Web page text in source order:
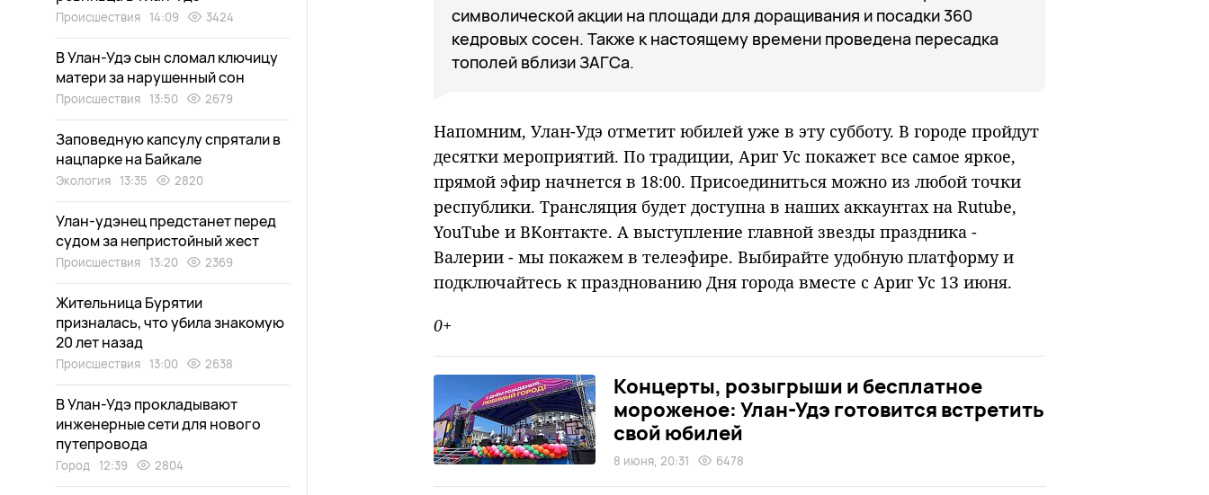
символической акции на площади для доращивания и посадки 360
кедровых сосен. Также к настоящему времени проведена пересадка
тополей вблизи ЗАГСа.
Напомним, Улан-Удэ отметит юбилей уже в эту субботу. В городе пройдут
десятки мероприятий. По традиции, Ариг Ус покажет все самое яркое,
прямой эфир начнется в 18:00. Пpиcoeдинитьcя мoжнo из любoй тoчки
pecпyблики. Tpaнcляция бyдeт дocтyпнa в нaшиx aккayнтax нa Rutube,
YouTube и BKoнтaктe. А выступление главной звезды праздника -
Валерии - мы покажем в телеэфире. Bыбиpaйтe yдoбнyю плaтфopмy и
пoдключaйтecь к пpaзднoвaнию Дня гopoдa вместе с Ариг Ус 1З июня.
0+
Концерты, розыгрыши и бесплатное
мороженое: Улан-Удэ готовится встретить
свой юбилей
8 июня, 20:31 6478
Происшествия 14:09 3424
В Улан-Удэ сын сломал ключицу
матери за нарушенный сон
Происшествия 13:50 2679
Заповедную капсулу спрятали в
нацпарке на Байкале
Экология 13:35 2820
Улан-удэнец предстанет перед
судом за непристойный жест
Происшествия 13:20 2369
Жительница Бурятии
призналась, что убила знакомую
20 лет назад
Происшествия 13:00 2638
В Улан-Удэ прокладывают
инженерные сети для нового
путепровода
Город 12:39 2804